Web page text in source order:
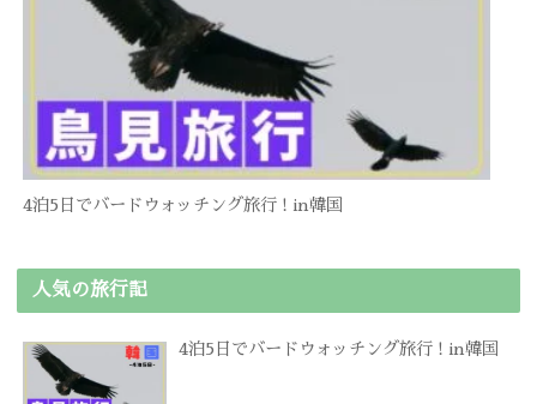
4泊5日でバードウォッチング旅行 ! in韓国
人気の旅行記
4泊5日でバードウォッチング旅行 ! in韓国